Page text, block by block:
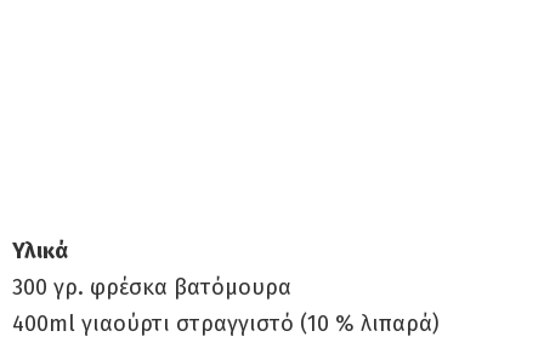
Υλικά
300 γρ. φρέσκα βατόμουρα
400ml γιαούρτι στραγγιστό (10 % λιπαρά)